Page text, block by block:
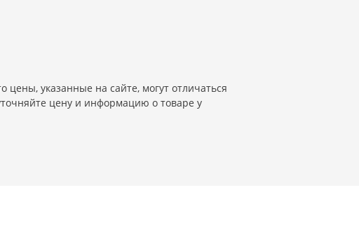
указанные на сайте, могут отличаться
цену и информацию о товаре у